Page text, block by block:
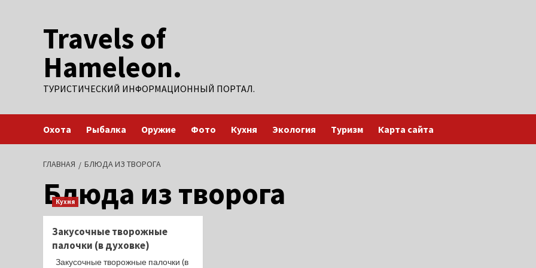
Travels of
Hameleon.
ТУРИСТИЧЕСКИЙ ИНФОРМАЦИОННЫЙ ПОРТАЛ.
Охота Рыбалка Оружие Фото Кухня Экология Туризм Карта сайта
ГЛАВНАЯ БЛЮДА ИЗ ТВОРОГА
Блюда из творога
Кухня
Закусочные творожные
палочки (в духовке)
Закусочные творожные палочки (в